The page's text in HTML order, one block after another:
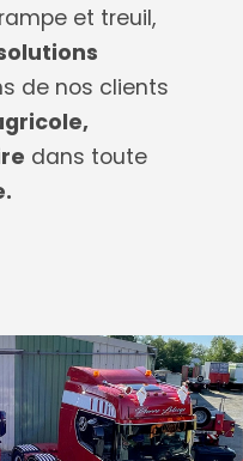
et treuil,
de nos clients
dans toute